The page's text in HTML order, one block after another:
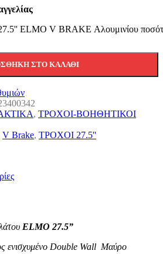
ELMO V BRAKE Αλουμινίου
ΣΤΟ ΚΑΛΆΘΙ
, ΤΡΟΧΟΙ-ΒΟΗΘΗΤΙΚΟΙ
V Brake, ΤΡΟΧΟΙ 27.5''
ELMO 27.5”
ενισχυμένο Double Wall Μαύρο